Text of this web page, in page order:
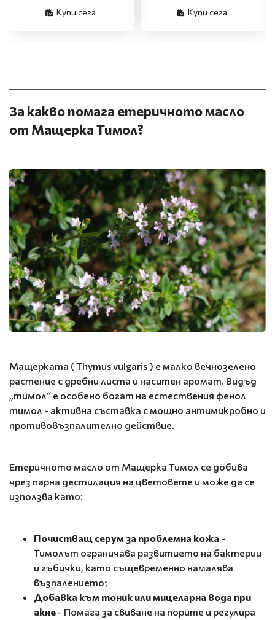
Купи сега Купи сега
За какво помага етеричното масло
от Мащерка Тимол?
Мащерката ( Thymus vulgaris ) е малко вечнозелено
растение с дребни листа и наситен аромат. Видъд
„тимол“ е особено богат на естествения фенол
тимол - активна съставка с мощно антимикробно и
противовъзпалително действие.
Етеричното масло от Мащерка Тимол се добива
чрез парна дестилация на цветовете и може да се
използва като:
Почистващ серум за проблемна кожа -
Тимолът ограничава развитието на бактерии
и гъбички, като същевременно намалява
възпалението;
Добавка към тоник или мицеларна вода при
акне - Помага за свиване на порите и регулира